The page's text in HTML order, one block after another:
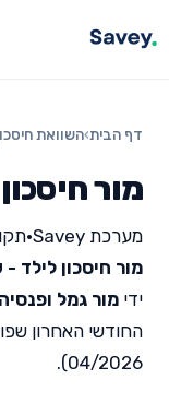
דף הבית›השוואת
מור
מערכת Savey •
מור חיסכון לילד
ידי מור גמל
החודשי האחרון
04/2026).